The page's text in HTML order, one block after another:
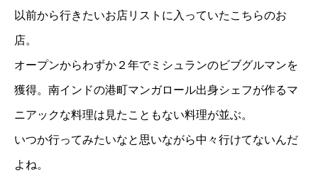
以前から行きたいお店リストに入っていたこちらのお
店。
オープンからわずか２年でミシュランのビブグルマンを
獲得。南インドの港町マンガロール出身シェフが作るマ
ニアックな料理は見たこともない料理が並ぶ。
いつか行ってみたいなと思いながら中々行けてないんだ
よね。